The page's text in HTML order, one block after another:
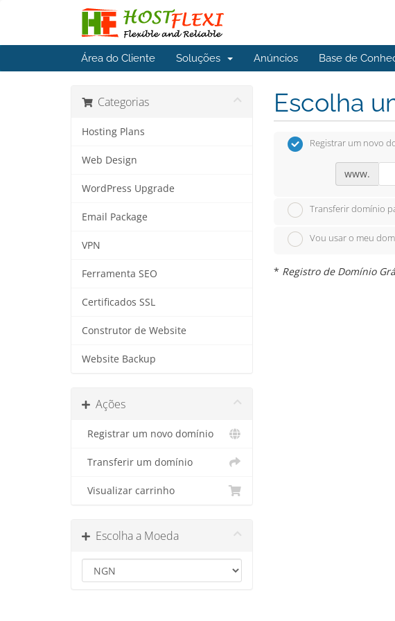
Área do Cliente Soluções Anúncios Base de
Categorias
Hosting Plans
Web Design
WordPress Upgrade
Email Package
VPN
Ferramenta SEO
Certificados SSL
Construtor de Website
Website Backup
Ações
Registrar um novo domínio
Transferir um domínio
Visualizar carrinho
Escolha a Moeda
Escolha
Registrar um novo
www.
Transferir domínio
Vou usar o meu
* Registro de Domínio